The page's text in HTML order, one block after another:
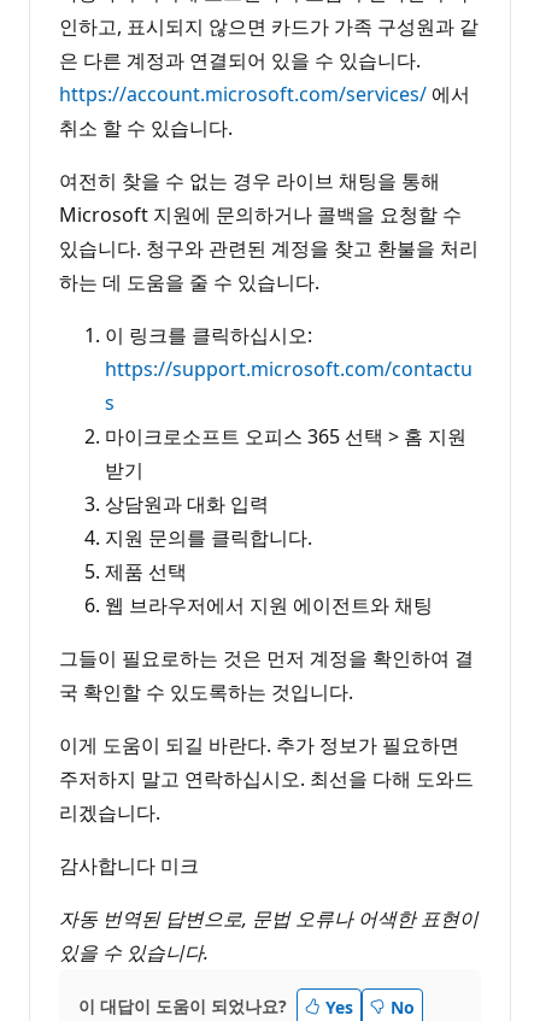
인하고, 표시되지 않으면 카드가 가족 구성원과 같
은 다른 계정과 연결되어 있을 수 있습니다.
https://account.microsoft.com/services/ 에서
취소 할 수 있습니다.
여전히 찾을 수 없는 경우 라이브 채팅을 통해
Microsoft 지원에 문의하거나 콜백을 요청할 수
있습니다. 청구와 관련된 계정을 찾고 환불을 처리
하는 데 도움을 줄 수 있습니다.
이 링크를 클릭하십시오:
https://support.microsoft.com/contactu
s
마이크로소프트 오피스 365 선택 > 홈 지원
받기
상담원과 대화 입력
지원 문의를 클릭합니다.
제품 선택
웹 브라우저에서 지원 에이전트와 채팅
그들이 필요로하는 것은 먼저 계정을 확인하여 결
국 확인할 수 있도록하는 것입니다.
이게 도움이 되길 바란다. 추가 정보가 필요하면
주저하지 말고 연락하십시오. 최선을 다해 도와드
리겠습니다.
감사합니다 미크
자동 번역된 답변으로, 문법 오류나 어색한 표현이
있을 수 있습니다.
이 대답이 도움이 되었나요? Yes No